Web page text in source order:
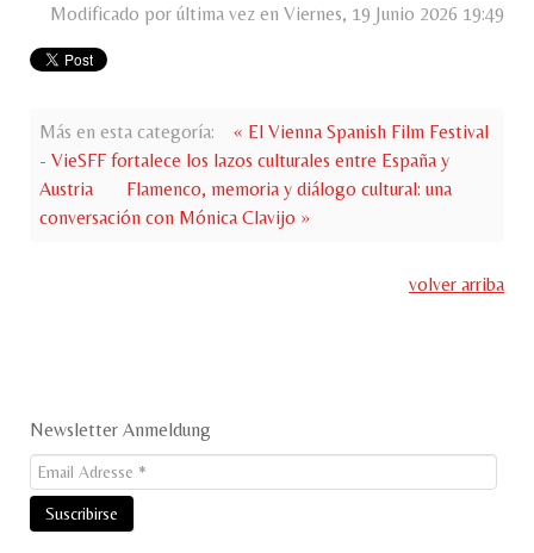
Modificado por última vez en Viernes, 19 Junio 2026 19:49
Más en esta categoría:
« El Vienna Spanish Film Festival
- VieSFF fortalece los lazos culturales entre España y
Austria
Flamenco, memoria y diálogo cultural: una
conversación con Mónica Clavijo »
volver arriba
Newsletter Anmeldung